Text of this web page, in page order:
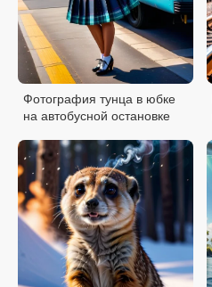
Фотография тунца в юбке
на автобусной остановке